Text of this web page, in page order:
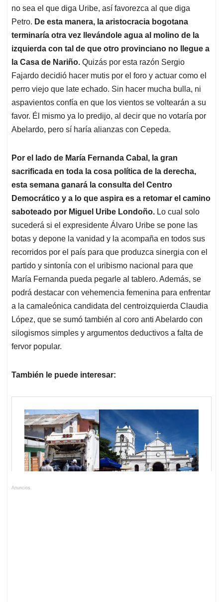
no sea el que diga Uribe, así favorezca al que diga
Petro. De esta manera, la aristocracia bogotana
terminaría otra vez llevándole agua al molino de la
izquierda con tal de que otro provinciano no llegue a
la Casa de Nariño. Quizás por esta razón Sergio
Fajardo decidió hacer mutis por el foro y actuar como el
perro viejo que late echado. Sin hacer mucha bulla, ni
aspavientos confía en que los vientos se voltearán a su
favor. Él mismo ya lo predijo, al decir que no votaría por
Abelardo, pero sí haría alianzas con Cepeda.
Por el lado de María Fernanda Cabal, la gran
sacrificada en toda la cosa política de la derecha,
esta semana ganará la consulta del Centro
Democrático y a lo que aspira es a retomar el camino
saboteado por Miguel Uribe Londoño. Lo cual solo
sucederá si el expresidente Álvaro Uribe se pone las
botas y depone la vanidad y la acompaña en todos sus
recorridos por el país para que produzca sinergia con el
partido y sintonía con el uribismo nacional para que
María Fernanda pueda pegarle al tablero. Además, se
podrá destacar con vehemencia femenina para enfrentar
a la camaleónica candidata del centroizquierda Claudia
López, que se sumó también al coro anti Abelardo con
silogismos simples y argumentos deductivos a falta de
fervor popular.
También le puede interesar:
Anuncios.